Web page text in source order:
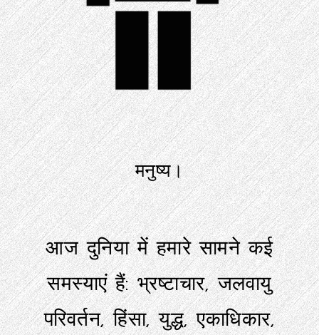
मनुष्य।
आज दुनिया में हमारे सामने कई
समस्याएं हैं: भ्रष्टाचार, जलवायु
परिवर्तन, हिंसा, युद्ध, एकाधिकार,